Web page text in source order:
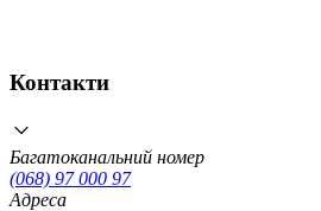
Контакти
Багатоканальний номер
(068) 97 000 97
Адреса